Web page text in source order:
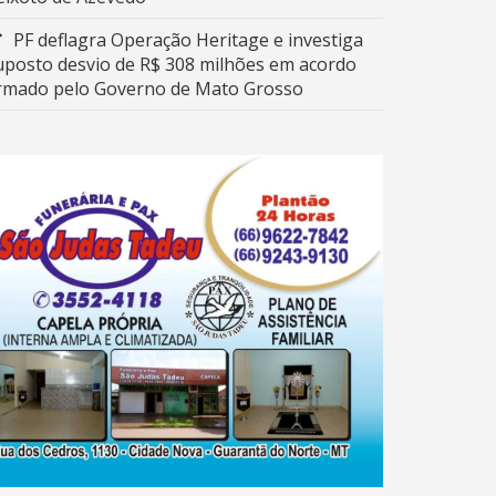
PF deflagra Operação Heritage e investiga
desvio de R$ 308 milhões em acordo
pelo Governo de Mato Grosso